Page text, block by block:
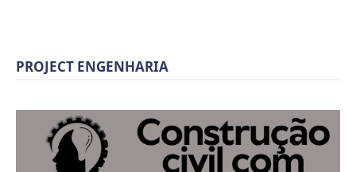
PROJECT ENGENHARIA